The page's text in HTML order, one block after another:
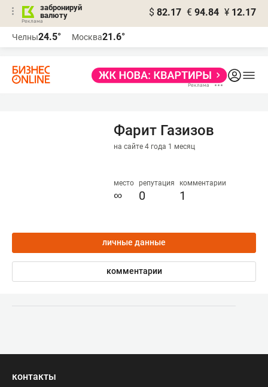
забронируй
валюту
$ 82.17 € 94.84 ¥ 12.17
Челны24.5° Москва21.6°
Фарит Газизов
на сайте 4 года 1 месяц
место
∞
репутация
0
комментарии
1
личные данные
комментарии
контакты